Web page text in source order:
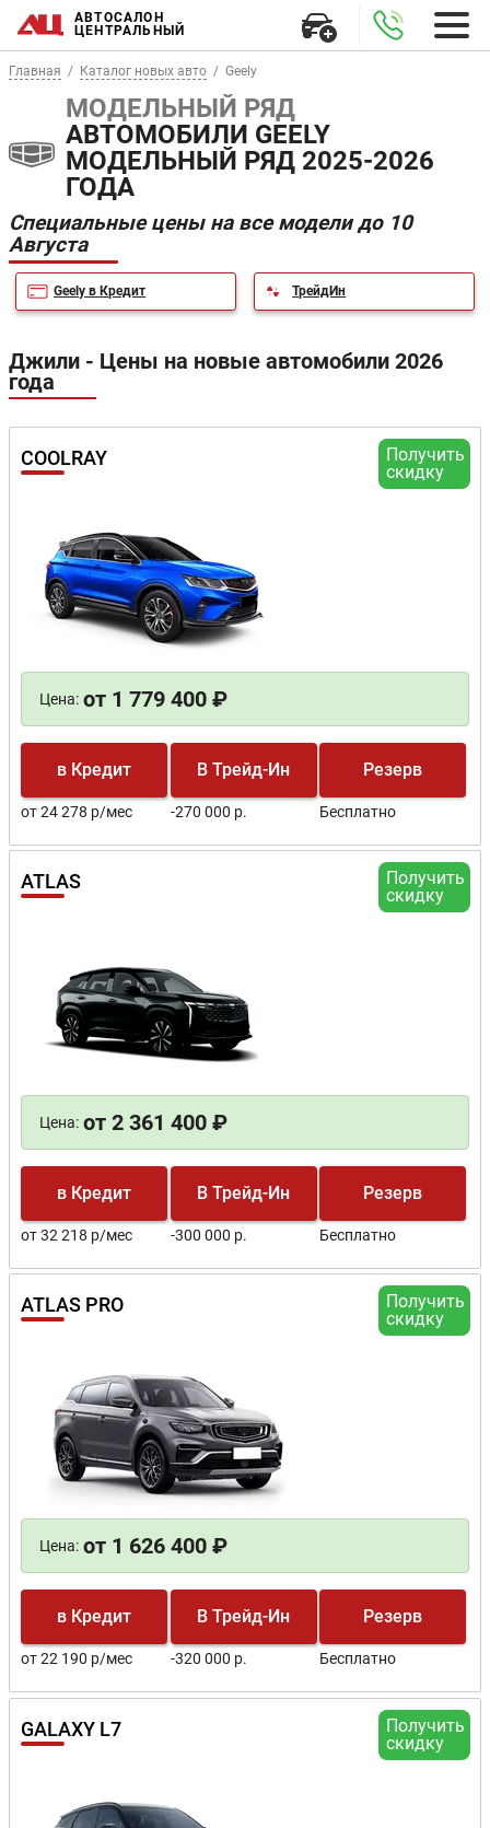
АВТОСАЛОН
ЦЕНТРАЛЬНЫЙ
Главная Каталог новых авто Geely
МОДЕЛЬНЫЙ РЯД
АВТОМОБИЛИ GEELY
МОДЕЛЬНЫЙ РЯД 2025-2026
ГОДА
Специальные цены на все модели до 10
Августа
Geely в Кредит ТрейдИн
Джили - Цены на новые автомобили 2026
года
Получить
скидку
COOLRAY
Цена: от 1 779 400 ₽
в Кредит
от 24 278 р/мес
В Трейд-Ин
-270 000 р.
Резерв
Бесплатно
Получить
скидку
ATLAS
Цена: от 2 361 400 ₽
в Кредит
от 32 218 р/мес
В Трейд-Ин
-300 000 р.
Резерв
Бесплатно
Получить
скидку
ATLAS PRO
Цена: от 1 626 400 ₽
в Кредит
от 22 190 р/мес
В Трейд-Ин
-320 000 р.
Резерв
Бесплатно
Получить
скидку
GALAXY L7